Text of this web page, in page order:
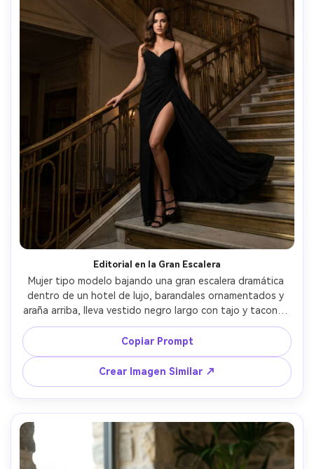
Editorial en la Gran Escalera
Mujer tipo modelo bajando una gran escalera dramática
dentro de un hotel de lujo, barandales ornamentados y
araña arriba, lleva vestido negro largo con tajo y tacones
de tiras, mirada segura a cámara, luz puntual dramática
con sombras suaves, capturada con Hasselblad X2D,
45mm, encuadre editorial de cuerpo completo,
fotorrealista, imagen de campaña de alto nivel --ar 4:5
Copiar Prompt
Crear Imagen Similar ↗